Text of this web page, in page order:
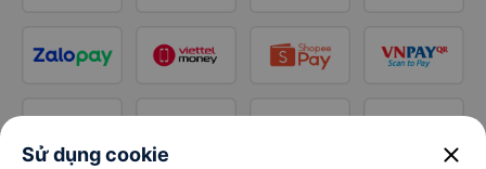
Sử dụng cookie close